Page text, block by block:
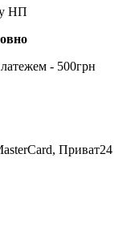
НП
- 500грн
Приват24